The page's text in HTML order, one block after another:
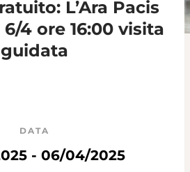
L’Ara Pacis
4 ore 16:00 visita
guidata
DATA
- 06/04/2025